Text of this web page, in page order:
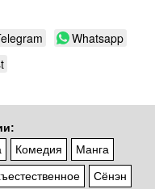
Whatsapp
Комедия Манга
Сёнэн